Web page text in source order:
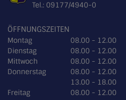
Tel.: 09177/4940-0
ÖFFNUNGSZEITEN
Montag
08.00 - 12.00
Dienstag
08.00 - 12.00
Mittwoch
08.00 - 12.00
Donnerstag
08.00 - 12.00
13.00 - 18.00
Freitag
08.00 - 12.00